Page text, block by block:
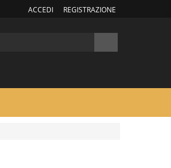
ACCEDI REGISTRAZIONE